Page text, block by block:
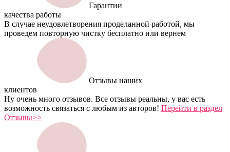
Гарантии
качества работы
В случае неудовлетворения проделанной работой, мы
проведем повторную чистку бесплатно или вернем
Отзывы наших
клиентов
Ну очень много отзывов. Все отзывы реальны, у вас есть
возможность связаться с любым из авторов! Перейти в раздел
Отзывы>>